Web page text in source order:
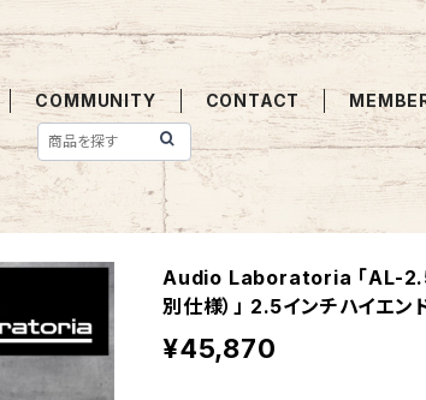
COMMUNITY CONTACT
Audio Laboratoria 「AL-
別仕様）」 2.5インチハイエン
¥45,870